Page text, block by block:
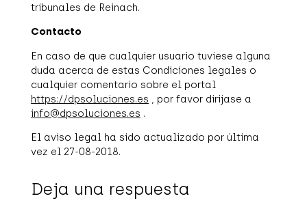
tribunales de Reinach.
Contacto
En caso de que cualquier usuario tuviese alguna
duda acerca de estas Condiciones legales o
cualquier comentario sobre el portal
https://dpsoluciones.es , por favor diríjase a
info@dpsoluciones.es .
El aviso legal ha sido actualizado por última
vez el 27-08-2018.
Deja una respuesta